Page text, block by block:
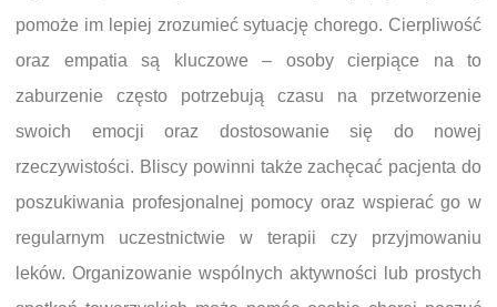
pomoże im lepiej zrozumieć sytuację chorego. Cierpliwość
oraz empatia są kluczowe – osoby cierpiące na to
zaburzenie często potrzebują czasu na przetworzenie
swoich emocji oraz dostosowanie się do nowej
rzeczywistości. Bliscy powinni także zachęcać pacjenta do
poszukiwania profesjonalnej pomocy oraz wspierać go w
regularnym uczestnictwie w terapii czy przyjmowaniu
leków. Organizowanie wspólnych aktywności lub prostych